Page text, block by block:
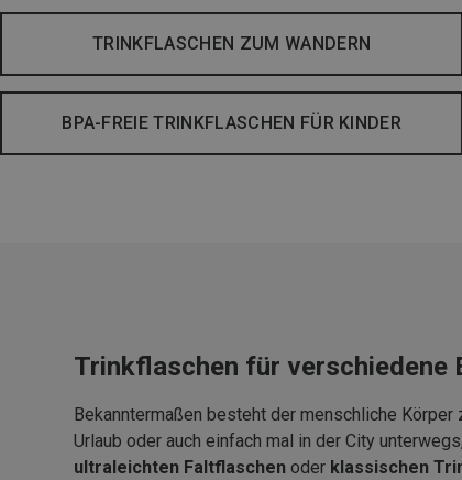
TRINKFLASCHEN ZUM WANDERN
BPA-FREIE TRINKFLASCHEN FÜR KINDER
Trinkflaschen für verschiedene
Bekanntermaßen besteht der menschliche
Urlaub oder auch einfach mal in der City
ultraleichten Faltflaschen oder klassischen